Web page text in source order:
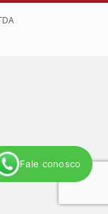
Fale conosco